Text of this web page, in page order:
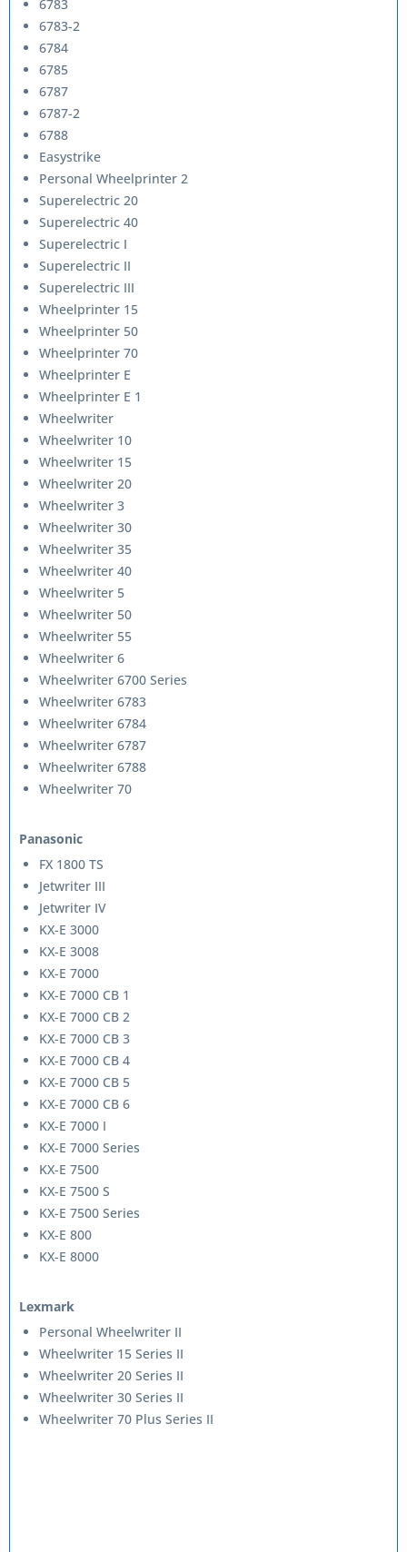
6783
6783-2
6784
6785
6787
6787-2
6788
Easystrike
Personal Wheelprinter 2
Superelectric 20
Superelectric 40
Superelectric I
Superelectric II
Superelectric III
Wheelprinter 15
Wheelprinter 50
Wheelprinter 70
Wheelprinter E
Wheelprinter E 1
Wheelwriter
Wheelwriter 10
Wheelwriter 15
Wheelwriter 20
Wheelwriter 3
Wheelwriter 30
Wheelwriter 35
Wheelwriter 40
Wheelwriter 5
Wheelwriter 50
Wheelwriter 55
Wheelwriter 6
Wheelwriter 6700 Series
Wheelwriter 6783
Wheelwriter 6784
Wheelwriter 6787
Wheelwriter 6788
Wheelwriter 70
Panasonic
FX 1800 TS
Jetwriter III
Jetwriter IV
KX-E 3000
KX-E 3008
KX-E 7000
KX-E 7000 CB 1
KX-E 7000 CB 2
KX-E 7000 CB 3
KX-E 7000 CB 4
KX-E 7000 CB 5
KX-E 7000 CB 6
KX-E 7000 I
KX-E 7000 Series
KX-E 7500
KX-E 7500 S
KX-E 7500 Series
KX-E 800
KX-E 8000
Lexmark
Personal Wheelwriter II
Wheelwriter 15 Series II
Wheelwriter 20 Series II
Wheelwriter 30 Series II
Wheelwriter 70 Plus Series II